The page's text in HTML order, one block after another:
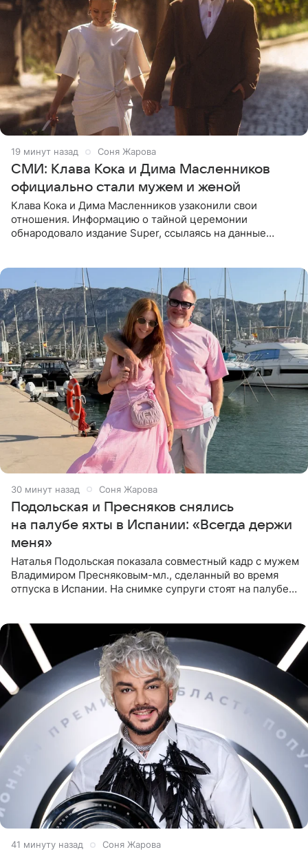
19 минут назад Соня Жарова
СМИ: Клава Кока и Дима Масленников
официально стали мужем и женой
Клава Кока и Дима Масленников узаконили свои
отношения. Информацию о тайной церемонии
обнародовало издание Super, ссылаясь на данные
30 минут назад Соня Жарова
Подольская и Пресняков снялись
на палубе яхты в Испании: «Всегда держи
меня»
Наталья Подольская показала совместный кадр с мужем
Владимиром Пресняковым-мл., сделанный во время
отпуска в Испании. На снимке супруги стоят на палубе
41 минуту назад Соня Жарова